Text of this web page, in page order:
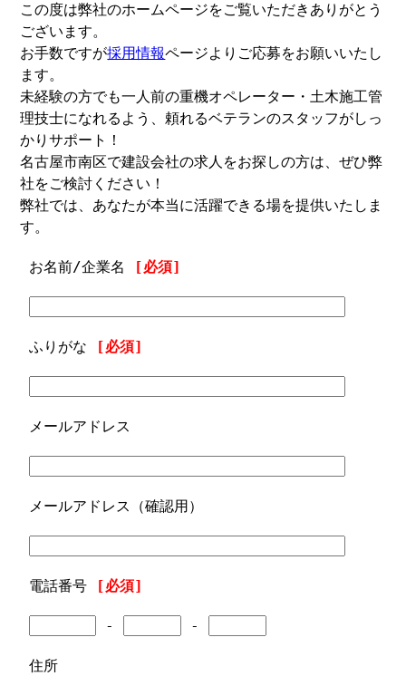
この度は弊社のホームページをご覧いただきありがとう
ございます。
お手数ですが採用情報ページよりご応募をお願いいたし
ます。
未経験の方でも一人前の重機オペレーター・土木施工管
理技士になれるよう、頼れるベテランのスタッフがしっ
かりサポート！
名古屋市南区で建設会社の求人をお探しの方は、ぜひ弊
社をご検討ください！
弊社では、あなたが本当に活躍できる場を提供いたしま
す。
お名前/企業名 [必須]
ふりがな [必須]
メールアドレス
メールアドレス（確認用）
電話番号 [必須]
- -
住所